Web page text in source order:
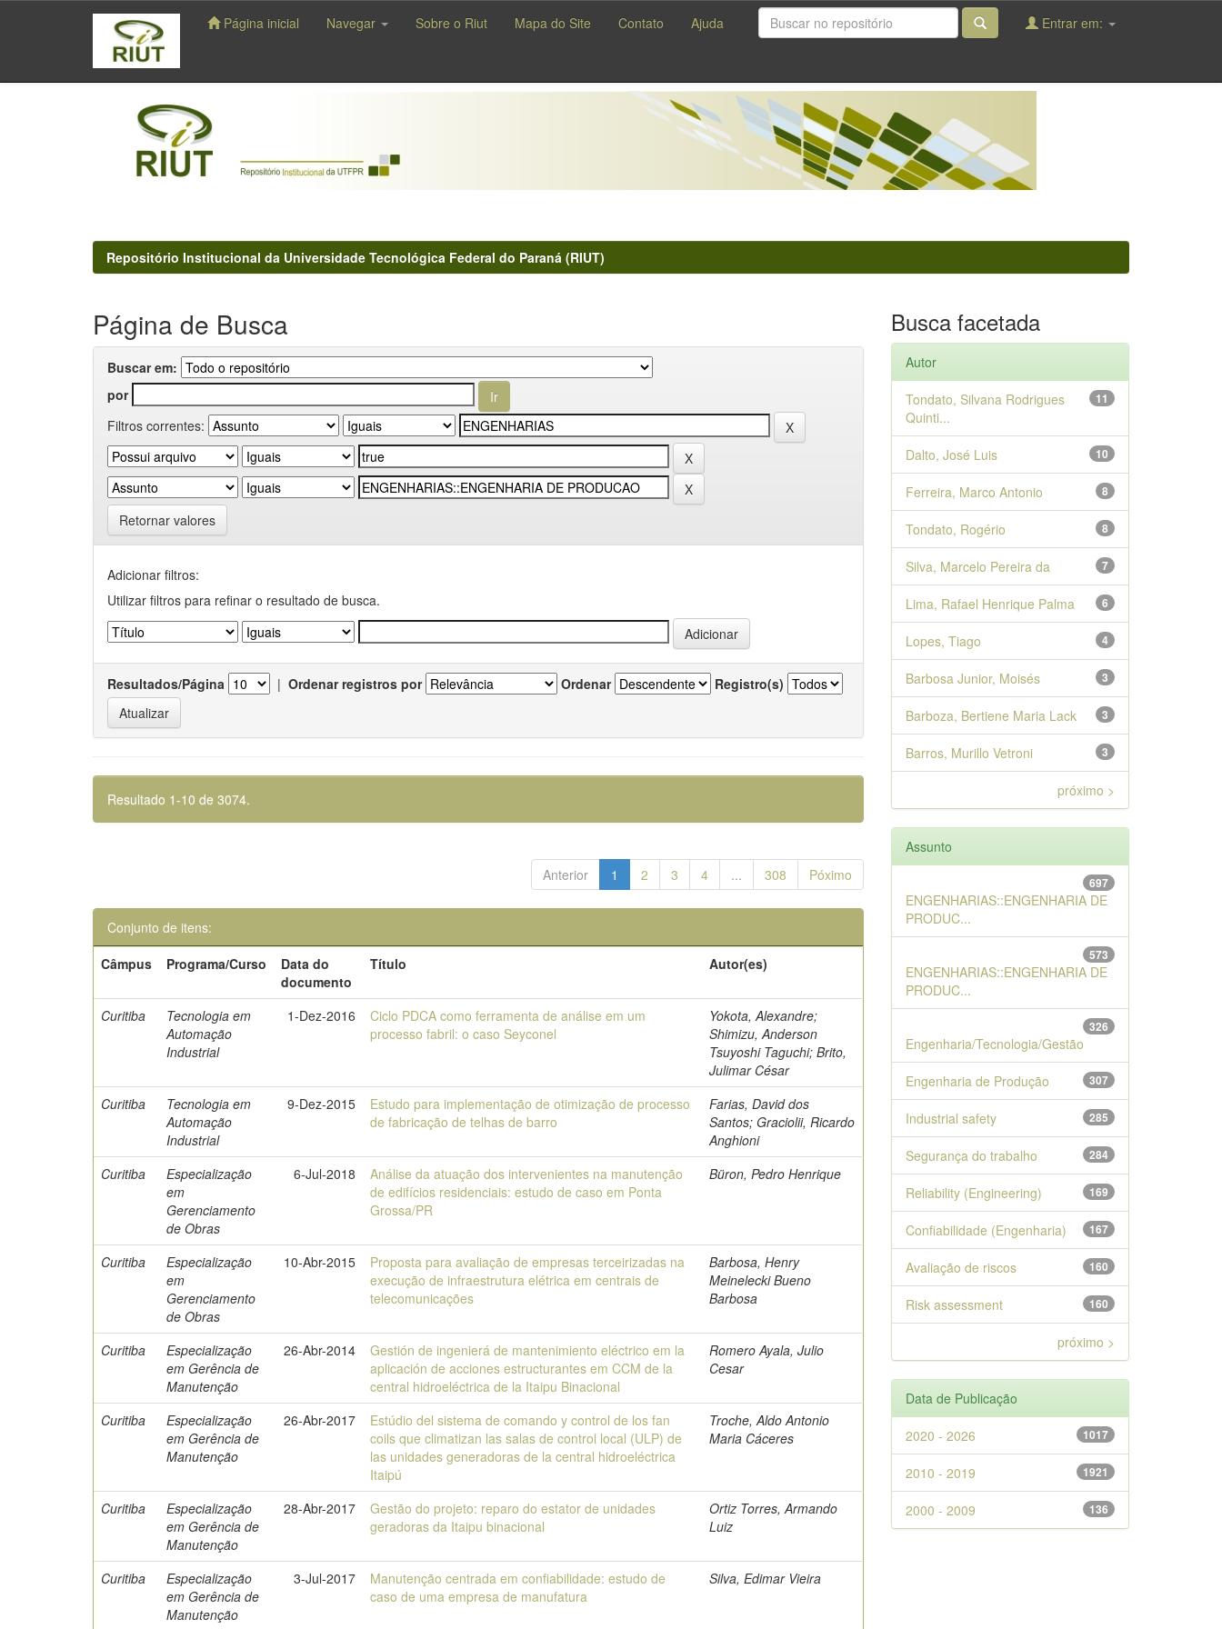
navigation
Página inicial Navegar Sobre o Riut Mapa do Site Contato Ajuda Entrar em:
Repositório Institucional da Universidade Tecnológica Federal do Paraná (RIUT)
Página de Busca
Buscar em:
por
Filtros correntes:
Retornar valores
Adicionar filtros:
Utilizar filtros para refinar o resultado de busca.
Resultados/Página | Ordenar registros por Ordenar Registro(s)
Resultado 1-10 de 3074.
Anterior 1 2 3 4 ... 308 Póximo
Conjunto de itens:
Câmpus
Programa/Curso
Data do
documento
Título Autor(es)
Curitiba
Tecnologia em
Automação
Industrial
1-Dez-2016
Ciclo PDCA como ferramenta de análise em um
processo fabril: o caso Seyconel
Yokota, Alexandre;
Shimizu, Anderson
Tsuyoshi Taguchi; Brito,
Julimar César
Curitiba
Tecnologia em
Automação
Industrial
9-Dez-2015
Estudo para implementação de otimização de processo
de fabricação de telhas de barro
Farias, David dos
Santos; Graciolii, Ricardo
Anghioni
Curitiba
Especialização
em
Gerenciamento
de Obras
6-Jul-2018
Análise da atuação dos intervenientes na manutenção
de edifícios residenciais: estudo de caso em Ponta
Grossa/PR
Büron, Pedro Henrique
Curitiba
Especialização
em
Gerenciamento
de Obras
10-Abr-2015
Proposta para avaliação de empresas terceirizadas na
execução de infraestrutura elétrica em centrais de
telecomunicações
Barbosa, Henry
Meinelecki Bueno
Barbosa
Curitiba
Especialização
em Gerência de
Manutenção
26-Abr-2014
Gestión de ingenierá de mantenimiento eléctrico em la
aplicación de acciones estructurantes em CCM de la
central hidroeléctrica de la Itaipu Binacional
Romero Ayala, Julio
Cesar
Curitiba
Especialização
em Gerência de
Manutenção
26-Abr-2017
Estúdio del sistema de comando y control de los fan
coils que climatizan las salas de control local (ULP) de
las unidades generadoras de la central hidroeléctrica
Itaipú
Troche, Aldo Antonio
Maria Cáceres
Curitiba
Especialização
em Gerência de
Manutenção
28-Abr-2017
Gestão do projeto: reparo do estator de unidades
geradoras da Itaipu binacional
Ortiz Torres, Armando
Luiz
Curitiba
Especialização
em Gerência de
Manutenção
3-Jul-2017
Manutenção centrada em confiabilidade: estudo de
caso de uma empresa de manufatura
Silva, Edimar Vieira
Busca facetada
Autor
11
Tondato, Silvana Rodrigues
Quinti...
10
Dalto, José Luis
8
Ferreira, Marco Antonio
8
Tondato, Rogério
7
Silva, Marcelo Pereira da
6
Lima, Rafael Henrique Palma
4
Lopes, Tiago
3
Barbosa Junior, Moisés
3
Barboza, Bertiene Maria Lack
3
Barros, Murillo Vetroni
próximo >
Assunto
697
ENGENHARIAS::ENGENHARIA DE
PRODUC...
573
ENGENHARIAS::ENGENHARIA DE
PRODUC...
326
Engenharia/Tecnologia/Gestão
307
Engenharia de Produção
285
Industrial safety
284
Segurança do trabalho
169
Reliability (Engineering)
167
Confiabilidade (Engenharia)
160
Avaliação de riscos
160
Risk assessment
próximo >
Data de Publicação
1017
2020 - 2026
1921
2010 - 2019
136
2000 - 2009